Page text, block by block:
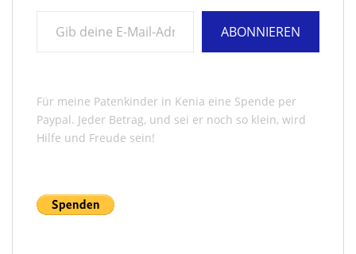
ABONNIEREN
Für meine Patenkinder in Kenia eine Spende per
Paypal. Jeder Betrag, und sei er noch so klein, wird
Hilfe und Freude sein!